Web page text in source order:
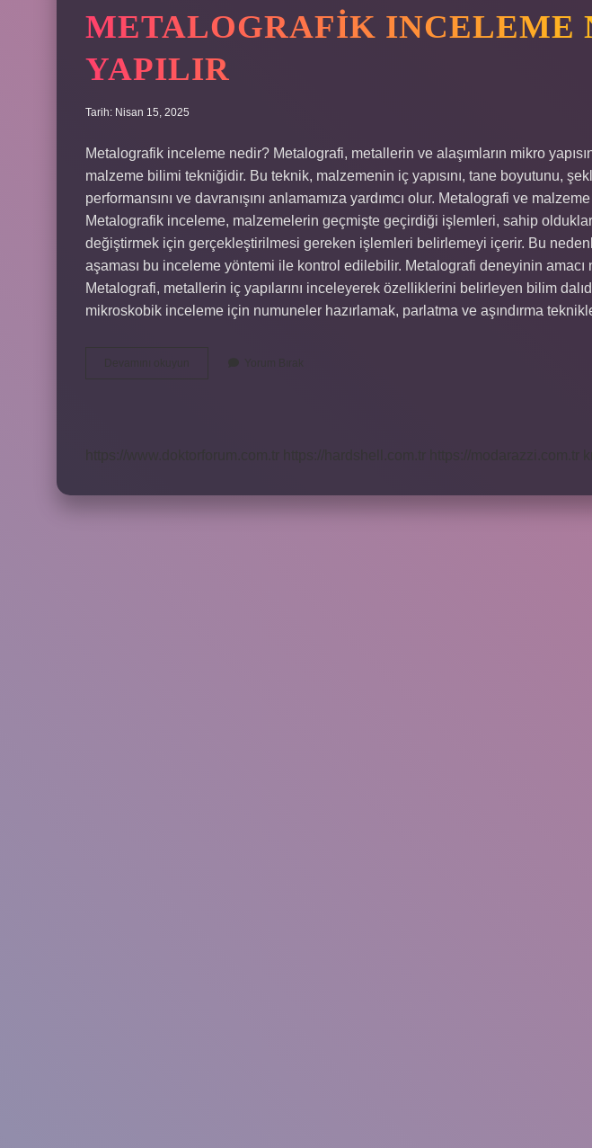
METALOGRAFIK INCELEME
YAPILIR
Tarih: Nisan 15, 2025
Metalografik inceleme nedir? Metalografi, metallerin ve alaşımların mikro
malzeme bilimi tekniğidir. Bu teknik, malzemenin iç yapısını, tane boyutunu,
performansını ve davranışını anlamamıza yardımcı olur. Metalografi ve
Metalografik inceleme, malzemelerin geçmişte geçirdiği işlemleri, sahip
değiştirmek için gerçekleştirilmesi gereken işlemleri belirlemeyi içerir. Bu
aşaması bu inceleme yöntemi ile kontrol edilebilir. Metalografi deneyinin amacı
Metalografi, metallerin iç yapılarını inceleyerek özelliklerini belirleyen bilim
mikroskobik inceleme için numuneler hazırlamak, parlatma ve aşındırma
https://www.doktorforum.com.tr